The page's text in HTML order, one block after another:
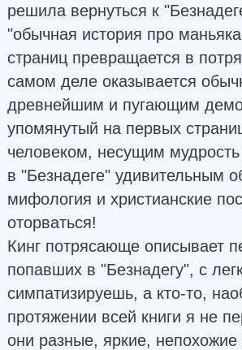
решила вернуться к
"обычная история про
страниц превращается в
самом деле оказывается
древнейшим и пугающим
упомянутый на первых
человеком, несущим
в "Безнадеге" удивительным
мифология и христианские
оторваться!
Кинг потрясающе описывает
попавших в "Безнадегу", с
симпатизируешь, а кто-то,
протяжении всей книги я не
они разные, яркие, непохожие